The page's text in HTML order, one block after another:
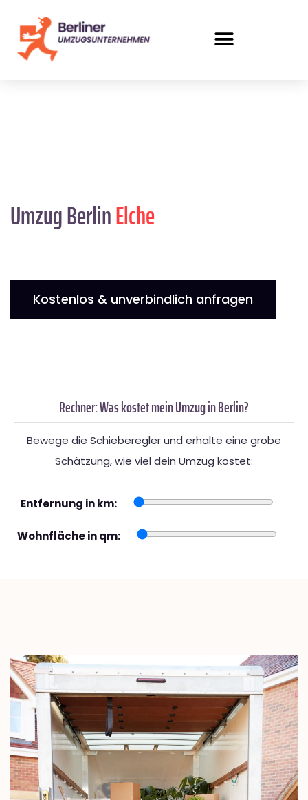
Umzug BerlinElche
Kostenlos & unverbindlich anfragen
Rechner: Was kostet mein Umzug in Berlin?
Bewege die Schieberegler und erhalte eine grobe
Schätzung, wie viel dein Umzug kostet:
Entfernung in km:
Wohnfläche in qm: